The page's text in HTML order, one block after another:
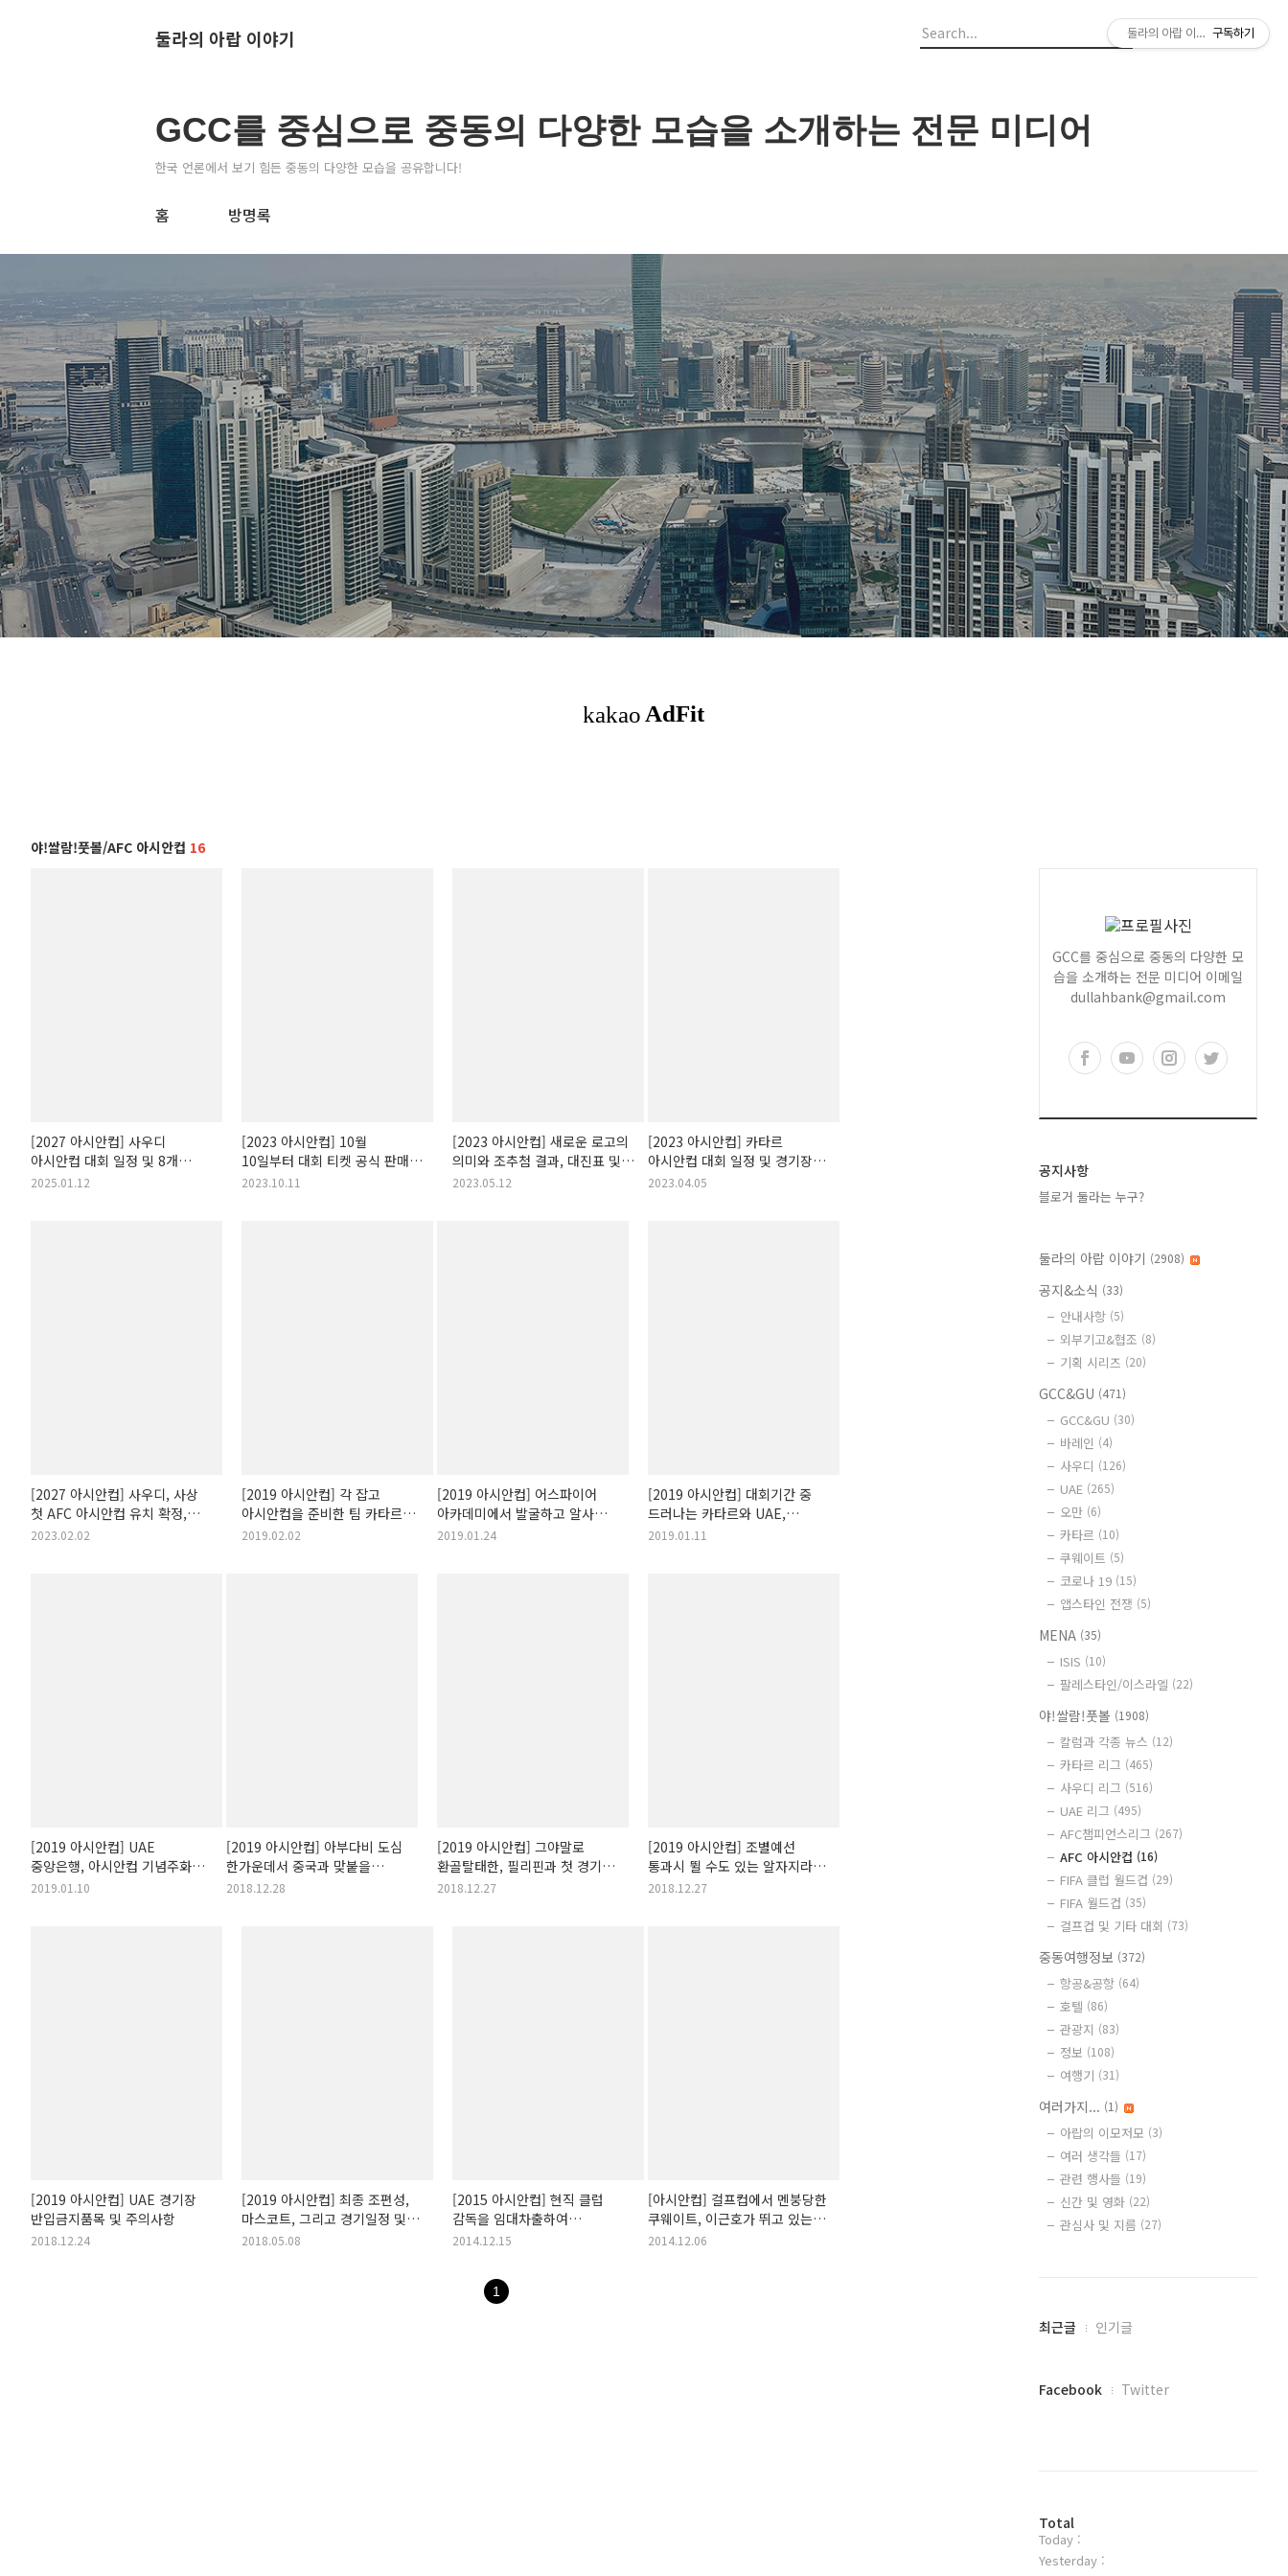
둘라의 아랍 이야기
GCC를 중심으로 중동의 다양한 모습을 소개하는 전문 미디어
한국 언론에서 보기 힘든 중동의 다양한 모습을 공유합니다!
홈 방명록
야!쌀람!풋볼/AFC 아시안컵 16
[2027 아시안컵] 사우디
아시안컵 대회 일정 및 8개
경기장 공개!
2025.01.12
[2023 아시안컵] 10월
10일부터 대회 티켓 공식 판매
개시! 가격 및 패키지는?
2023.10.11
[2023 아시안컵] 새로운 로고의
의미와 조추첨 결과, 대진표 및
경기일정 확정!
2023.05.12
[2023 아시안컵] 카타르
아시안컵 대회 일정 및 경기장
공식 발표!
2023.04.05
[2027 아시안컵] 사우디, 사상
첫 AFC 아시안컵 유치 확정,
준비 중인 경기장은?
2023.02.02
[2019 아시안컵] 각 잡고
아시안컵을 준비한 팀 카타르의
사상 첫 우승 현장 직관기
2019.02.02
[2019 아시안컵] 어스파이어
아카데미에서 발굴하고 알사드,
알두하일에서 단련 중인 카타르
2019.01.24
[2019 아시안컵] 대회기간 중
드러나는 카타르와 UAE,
사우디의 장외 신경전
2019.01.11
[2019 아시안컵] UAE
중앙은행, 아시안컵 기념주화
발행!
2019.01.10
[2019 아시안컵] 아부다비 도심
한가운데서 중국과 맞붙을
임창우의 홈구장, 알나흐얀
2018.12.28
[2019 아시안컵] 그야말로
환골탈태한, 필리핀과 첫 경기가
펼쳐질 알막툼 스타디움!
2018.12.27
[2019 아시안컵] 조별예선
통과시 뛸 수도 있는 알자지라의
홈구장, 무함마드 빈 자이드
2018.12.27
[2019 아시안컵] UAE 경기장
반입금지품목 및 주의사항
2018.12.24
[2019 아시안컵] 최종 조편성,
마스코트, 그리고 경기일정 및
경기장 소개
2018.05.08
[2015 아시안컵] 현직 클럽
감독을 임대차출하여
아시안컵을 준비하는 이라크와
2014.12.15
[아시안컵] 걸프컵에서 멘붕당한
쿠웨이트, 이근호가 뛰고 있는
알제이쉬의 나빌 마으룰 감독을
2014.12.06
1
GCC를 중심으로 중동의 다양한 모
습을 소개하는 전문 미디어 이메일
dullahbank@gmail.com
공지사항
블로거 둘라는 누구?
둘라의 아랍 이야기 (2908)
공지&소식 (33)
안내사항 (5)
외부기고&협조 (8)
기획 시리즈 (20)
GCC&GU (471)
GCC&GU (30)
바레인 (4)
사우디 (126)
UAE (265)
오만 (6)
카타르 (10)
쿠웨이트 (5)
코로나 19 (15)
앱스타인 전쟁 (5)
MENA (35)
ISIS (10)
팔레스타인/이스라엘 (22)
야!쌀람!풋볼 (1908)
칼럼과 각종 뉴스 (12)
카타르 리그 (465)
사우디 리그 (516)
UAE 리그 (495)
AFC챔피언스리그 (267)
AFC 아시안컵 (16)
FIFA 클럽 월드컵 (29)
FIFA 월드컵 (35)
걸프컵 및 기타 대회 (73)
중동여행정보 (372)
항공&공항 (64)
호텔 (86)
관광지 (83)
정보 (108)
여행기 (31)
여러가지... (1)
아랍의 이모저모 (3)
여러 생각들 (17)
관련 행사들 (19)
신간 및 영화 (22)
관심사 및 지름 (27)
최
과
최근글 인기글
페
플
러
그
Facebook Twitter
방
문
자
Total
Today :
Yesterday :
둘라의 아랍 이야기구독하기